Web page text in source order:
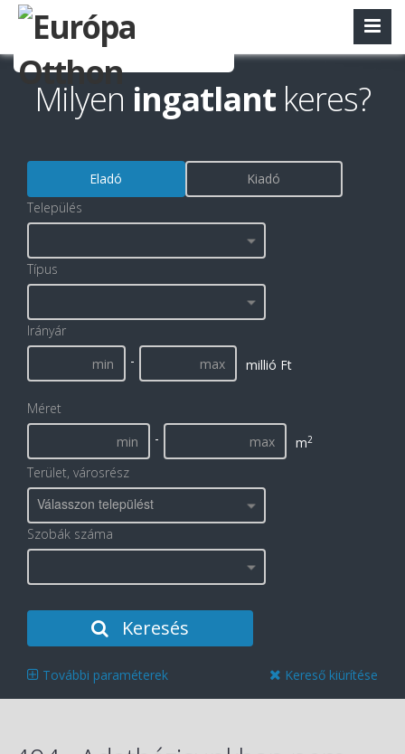
Milyen ingatlant keres?
Eladó
Kiadó
Település
Típus
Irányár
-
millió Ft
Méret
-
m2
Terület, városrész
Válasszon települést
Szobák száma
Keresés
További paraméterek Kereső kiürítése